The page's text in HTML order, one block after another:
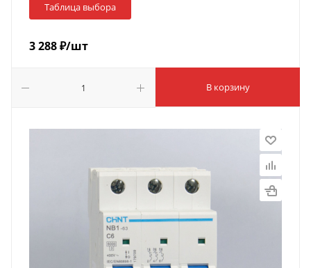
Таблица выбора
3 288₽/шт
В корзину